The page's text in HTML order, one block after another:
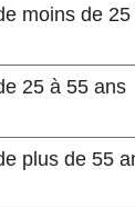
moins de 25
25 à 55 ans
plus de 55